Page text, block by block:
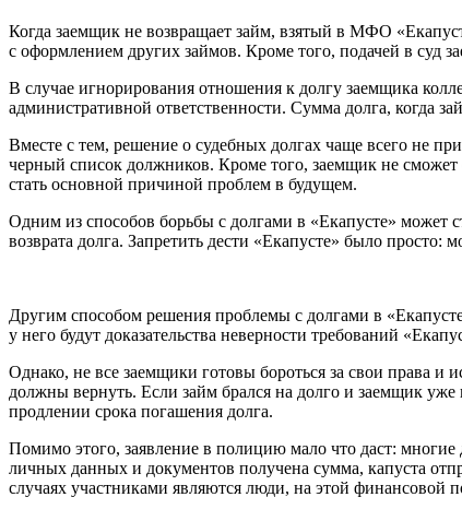
Когда заемщик не возвращает займ, взятый в МФО
с оформлением других займов. Кроме того, подачей в суд
В случае игнорирования отношения к долгу заемщика
административной ответственности. Сумма долга, когда
Вместе с тем, решение о судебных долгах чаще всего не
черный список должников. Кроме того, заемщик не сможет
стать основной причиной проблем в будущем.
Одним из способов борьбы с долгами в «Екапусте» может
возврата долга. Запретить дести «Екапусте» было
Другим способом решения проблемы с долгами в
у него будут доказательства неверности требований
Однако, не все заемщики готовы бороться за свои права
должны вернуть. Если займ брался на долго и заемщик
продлении срока погашения долга.
Помимо этого, заявление в полицию мало что даст:
личных данных и документов получена сумма, капуста
случаях участниками являются люди, на этой финансовой